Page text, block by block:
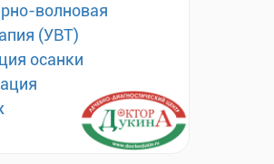
волновая
(УВТ)
осанки